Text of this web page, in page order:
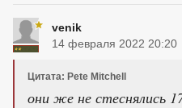
venik
14 февраля 2022 20:20
Цитата: Pete Mitchell
они же не стеснялись